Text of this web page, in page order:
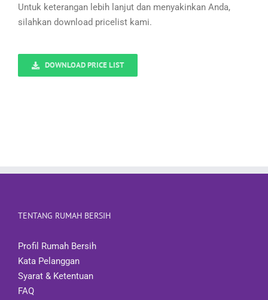
Untuk keterangan lebih lanjut dan menyakinkan Anda,
silahkan download pricelist kami.
DOWNLOAD PRICE LIST
TENTANG RUMAH BERSIH
Profil Rumah Bersih
Kata Pelanggan
Syarat & Ketentuan
FAQ